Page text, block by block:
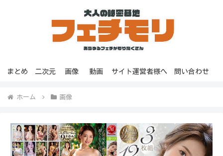
まとめ 二次元 画像 動画 サイト運営者様へ 問い合わせ
ホーム 画像